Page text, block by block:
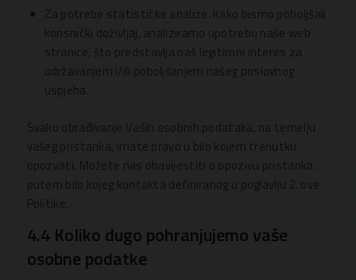
Za potrebe statističke analize. Kako bismo poboljšali
korisnički doživljaj, analiziramo upotrebu naše web
stranice, što predstavlja naš legitimni interes za
održavanjem i/ili poboljšanjem našeg poslovnog
uspjeha.
Svako obrađivanje Vaših osobnih podataka, na temelju
vašeg pristanka, imate pravo u bilo kojem trenutku
opozvati. Možete nas obavijestiti o opozivu pristanka
putem bilo kojeg kontakta definiranog u poglavlju 2. ove
Politike.
4.4 Koliko dugo pohranjujemo vaše
osobne podatke